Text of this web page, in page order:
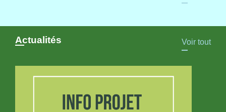
Actualités Voir tout